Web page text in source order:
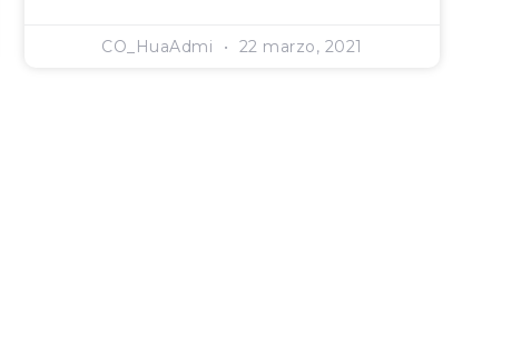
CO_HuaAdmi 22 marzo, 2021